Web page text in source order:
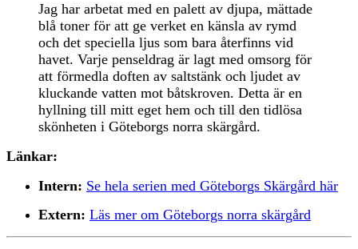
Jag har arbetat med en palett av djupa, mättade
blå toner för att ge verket en känsla av rymd
och det speciella ljus som bara återfinns vid
havet. Varje penseldrag är lagt med omsorg för
att förmedla doften av saltstänk och ljudet av
kluckande vatten mot båtskroven. Detta är en
hyllning till mitt eget hem och till den tidlösa
skönheten i Göteborgs norra skärgård.
Länkar:
Intern: Se hela serien med Göteborgs Skärgård här
Extern: Läs mer om Göteborgs norra skärgård